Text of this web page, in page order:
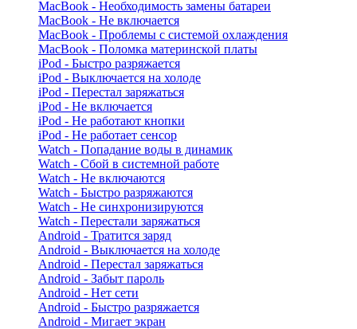
MacBook - Необходимость замены батареи
MacBook - Не включается
MacBook - Проблемы с системой охлаждения
MacBook - Поломка материнской платы
iPod - Быстро разряжается
iPod - Выключается на холоде
iPod - Перестал заряжаться
iPod - Не включается
iPod - Не работают кнопки
iPod - Не работает сенсор
Watch - Попадание воды в динамик
Watch - Сбой в системной работе
Watch - Не включаются
Watch - Быстро разряжаются
Watch - Не синхронизируются
Watch - Перестали заряжаться
Android - Тратится заряд
Android - Выключается на холоде
Android - Перестал заряжаться
Android - Забыт пароль
Android - Нет сети
Android - Быстро разряжается
Android - Мигает экран